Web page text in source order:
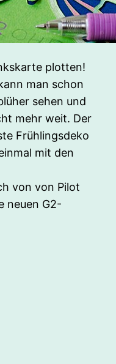
plotten!
man schon
sehen und
mehr weit. Der
Frühlingsdeko
mit den
von von Pilot
neuen G2-